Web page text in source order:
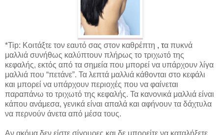
*Tip: Κοιτάξτε τον εαυτό σας στον καθρέπτη , τα πυκνά
μαλλιά συνήθως καλύπτουν πλήρως το τριχωτό της
κεφαλής, εκτός από τα σημεία που μπορεί να υπάρχουν λίγα
μαλλιά που “πετάνε”. Τα λεπτά μαλλιά κάθονται στο κεφάλι
και μπορεί να υπάρχουν περιοχές που να φαίνεται
παραπάνω το τριχωτό της κεφαλής. Τα κανονικά μαλλιά είναι
κάπου ανάμεσα, γενικά είναι απαλά και αφήνουν τα δάχτυλα
να περνούν άνετα από μέσα τους.